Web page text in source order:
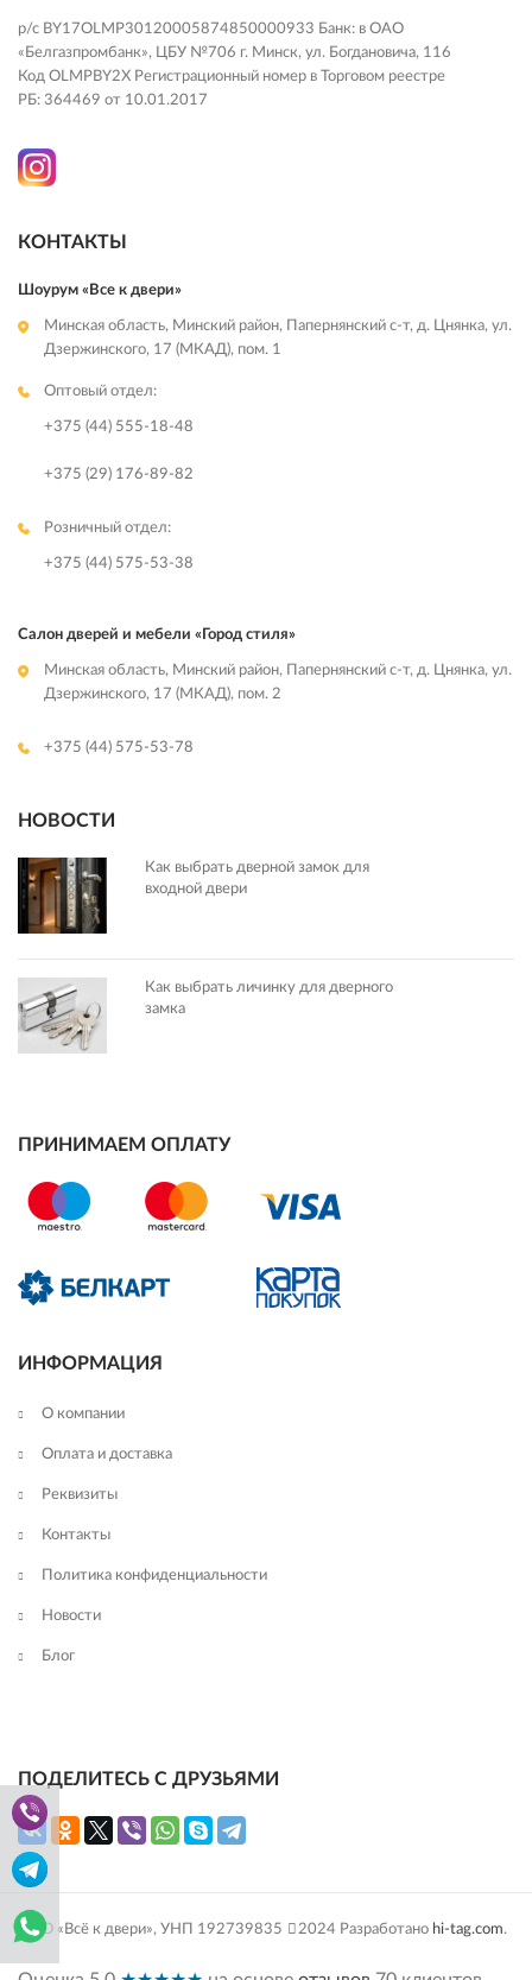
р/с BY17OLMP30120005874850000933 Банк: в ОАО
«Белгазпромбанк», ЦБУ №706 г. Минск, ул. Богдановича, 116
Код OLMPBY2X Регистрационный номер в Торговом реестре
РБ: 364469 от 10.01.2017
КОНТАКТЫ
Шоурум «Все к двери»
Минская область, Минский район, Папернянский с-т, д. Цнянка, ул.
Дзержинского, 17 (МКАД), пом. 1
Оптовый отдел:
+375 (44) 555-18-48
+375 (29) 176-89-82
Розничный отдел:
+375 (44) 575-53-38
Салон дверей и мебели «Город стиля»
Минская область, Минский район, Папернянский с-т, д. Цнянка, ул.
Дзержинского, 17 (МКАД), пом. 2
+375 (44) 575-53-78
НОВОСТИ
Как выбрать дверной замок для
входной двери
Как выбрать личинку для дверного
замка
ПРИНИМАЕМ ОПЛАТУ
ИНФОРМАЦИЯ
О компании
Оплата и доставка
Реквизиты
Контакты
Политика конфиденциальности
Новости
Блог
ПОДЕЛИТЕСЬ С ДРУЗЬЯМИ
ООО «Всё к двери», УНП 192739835 2024 Разработано hi-tag.com.